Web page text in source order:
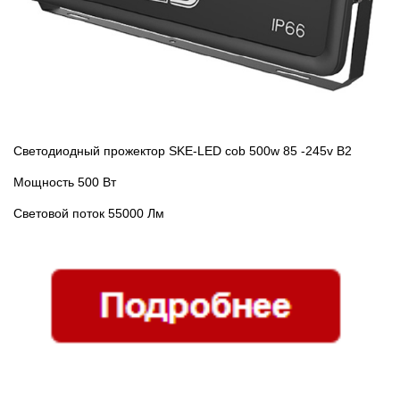
Светодиодный прожектор SKE-LED cob 500w 85 -245v В2
Мощность 500 Вт
Световой поток 55000 Лм